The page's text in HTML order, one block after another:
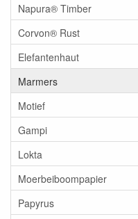
Napura® Timber
Corvon® Rust
Elefantenhaut
Marmers
Motief
Gampi
Lokta
Moerbeiboompapier
Papyrus